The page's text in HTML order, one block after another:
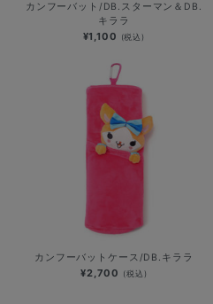
カンフーバット/DB.スターマン＆DB.
キララ
¥1,100 (税込)
カンフーバットケース/DB.キララ
¥2,700 (税込)